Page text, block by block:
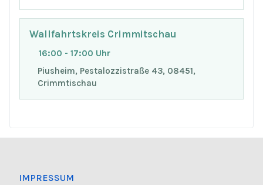
Wallfahrtskreis Crimmitschau
16:00 - 17:00 Uhr
Piusheim, Pestalozzistraße 43, 08451,
Crimmtischau
IMPRESSUM